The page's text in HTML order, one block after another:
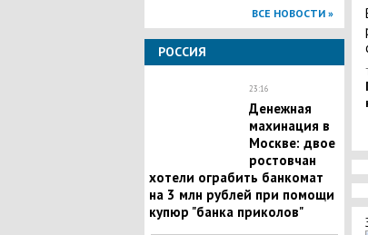
ВСЕ НОВОСТИ »
РОССИЯ
23:16
​Денежная
махинация в
Москве: двое
ростовчан
хотели ограбить банкомат
на 3 млн рублей при помощи
купюр "банка приколов"